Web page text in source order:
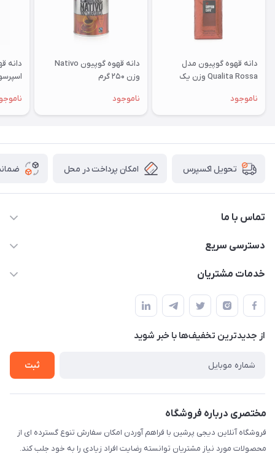
دانه قهوه گوپیون مدل
Qualita Rossa وزن یک
ناموجود
دانه قهوه گوپیون Nativo
وزن ۲۵۰ گرم
ناموجود
دانه
تحویل اکسپرس امکان پرداخت در محل
تماس با ما
09172138137
دسترسی سریع
حساب کاربری
لیست محصولات
درباره ما
خدمات مشتریان
قوانین و مقررات
حریم خصوصی
راهنما
از جدید‌ترین تخفیف‌ها با‌ خبر شوید
ثبت
مختصری درباره فروشگاه
فروشگاه آنلاین دیجی پرشین با فراهم آوردن امکان سفارش تنوع گسترده ای از
محصولات مورد نیاز مشتریان توانسته رضایت افراد زیادی را به خود جلب کند.